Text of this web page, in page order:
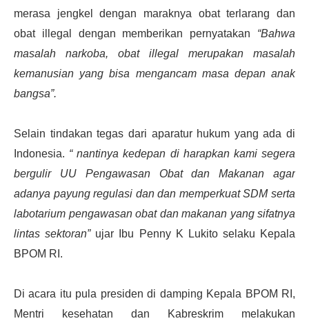
merasa jengkel dengan maraknya obat terlarang dan
obat illegal dengan memberikan pernyatakan “Bahwa
masalah narkoba, obat illegal merupakan masalah
kemanusian yang bisa mengancam masa depan anak
bangsa”.
Selain tindakan tegas dari aparatur hukum yang ada di
Indonesia. “ nantinya kedepan di harapkan kami segera
bergulir UU Pengawasan Obat dan Makanan agar
adanya payung regulasi dan dan memperkuat SDM serta
labotarium pengawasan obat dan makanan yang sifatnya
lintas sektoran”ujar Ibu Penny K Lukito selaku Kepala
BPOM RI.
Di acara itu pula presiden di damping Kepala BPOM RI,
Mentri kesehatan dan Kabreskrim melakukan